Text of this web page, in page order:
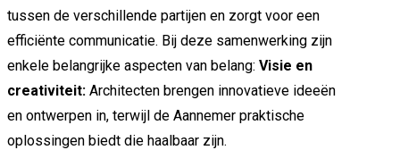
tussen de verschillende partijen en zorgt voor een
efficiënte communicatie. Bij deze samenwerking zijn
enkele belangrijke aspecten van belang: Visie en
creativiteit: Architecten brengen innovatieve ideeën
en ontwerpen in, terwijl de Aannemer praktische
oplossingen biedt die haalbaar zijn.